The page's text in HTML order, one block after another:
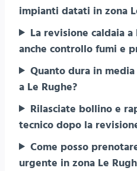
impianti datati in zona
La revisione caldaia
anche controllo fumi e
Quanto dura in
a Le Rughe?
Rilasciate bollino e
tecnico dopo la
Come posso
urgente in zona Le